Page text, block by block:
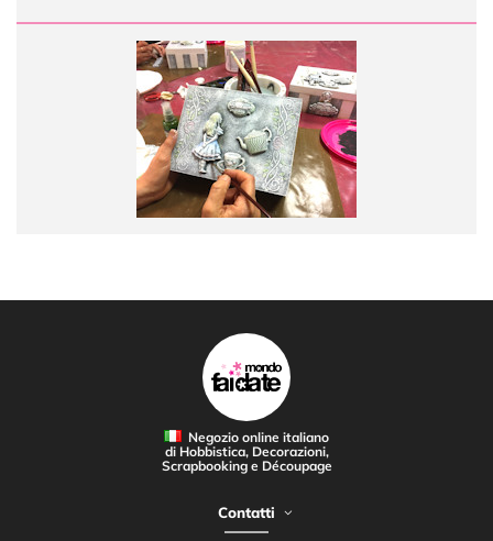
Negozio online italiano
di Hobbistica, Decorazioni,
Scrapbooking e Découpage
Contatti